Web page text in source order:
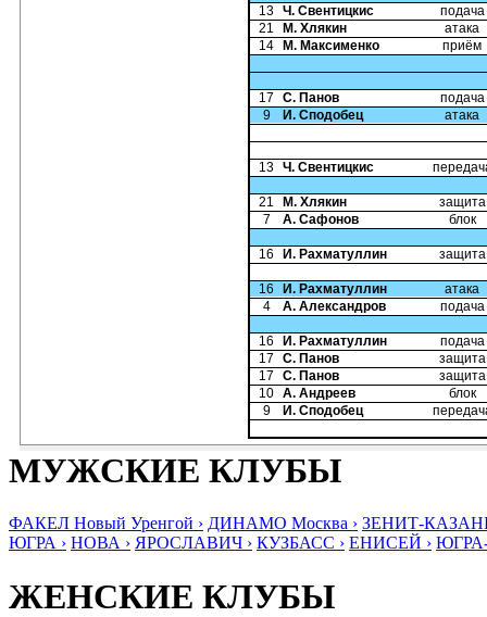
13 Ч. Свентицкис
подача
21
М. Хлякин
атака
14
М. Максименко приём
17 С. Панов
подача
9
И. Сподобец атака
13 Ч. Свентицкис
21 М. Хлякин
защита
7
А. Сафонов блок
16 И. Рахматуллин защита
16 И. Рахматуллин
атака
4
А. Александров подача
16 И. Рахматуллин
подача
17
С. Панов
защита
17
С. Панов
защита
10 А. Андреев
блок
9
И. Сподобец
МУЖСКИЕ КЛУБЫ
ФАКЕЛ Новый Уренгой › ДИНАМО Москва › ЗЕНИТ-
ЮГРА › НОВА › ЯРОСЛАВИЧ › КУЗБАСС › ЕНИСЕЙ ›
ЖЕНСКИЕ КЛУБЫ